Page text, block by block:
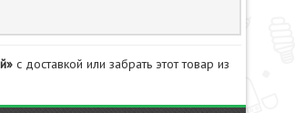
с доставкой или забрать этот товар из